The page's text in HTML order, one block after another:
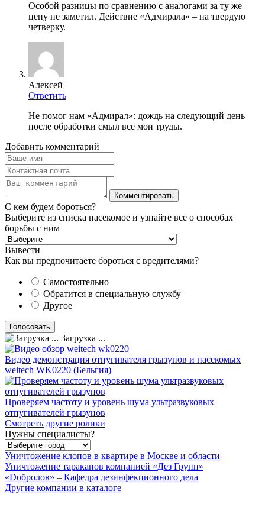
Особой разницы по сравнению с аналогами за ту же
цену не заметил. Действие «Адмирала» – на твердую
четверку.
Алексей
Ответить
Не помог нам «Адмирал»: дождь на следующий день
после обработки смыл все мои труды.
Добавить комментарий
С кем будем бороться?
Выберите из списка насекомое и узнайте все о способах
борьбы с ним
Вывести
Как вы предпочитаете бороться с вредителями?
Самостоятельно
Обратится в специальную службу
Другое
Загрузка ...
Видео демонстрация отпугивателя грызунов и насекомых
weitech WK0220 (Бельгия)
Проверяем частоту и уровень шума ультразвуковых
отпугивателей грызунов
Смотреть другие ролики
Нужны специалисты?
Уничтожение клопов в квартире в Москве и области
Уничтожение тараканов компанией «Дез Групп»
«Dобролов» – Кафедра дезинфекционного дела
Другие компании в каталоге